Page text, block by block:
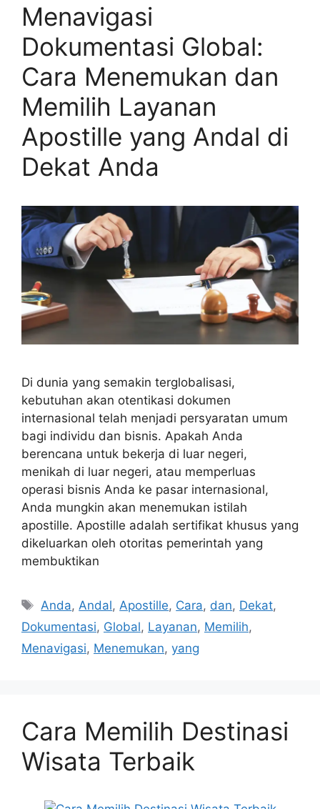
Menavigasi
Dokumentasi Global:
Cara Menemukan dan
Memilih Layanan
Apostille yang Andal di
Dekat Anda
Di dunia yang semakin terglobalisasi,
kebutuhan akan otentikasi dokumen
internasional telah menjadi persyaratan umum
bagi individu dan bisnis. Apakah Anda
berencana untuk bekerja di luar negeri,
menikah di luar negeri, atau memperluas
operasi bisnis Anda ke pasar internasional,
Anda mungkin akan menemukan istilah
apostille. Apostille adalah sertifikat khusus yang
dikeluarkan oleh otoritas pemerintah yang
membuktikan
Tags
Anda, Andal, Apostille, Cara, dan, Dekat,
Dokumentasi, Global, Layanan, Memilih,
Menavigasi, Menemukan, yang
Cara Memilih Destinasi
Wisata Terbaik